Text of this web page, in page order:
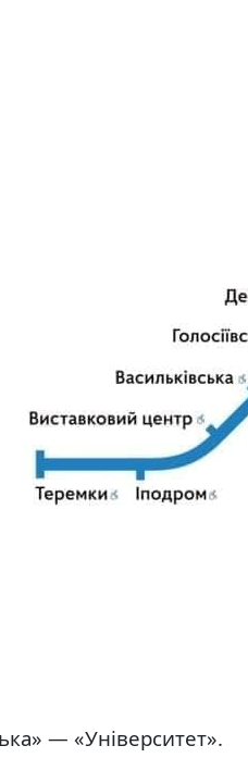
— «Університет».